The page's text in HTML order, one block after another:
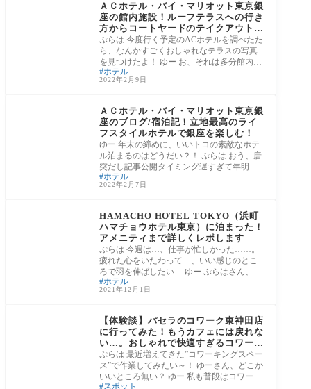
ＡＣホテル・バイ・マリオット東京銀
座の館内施設！ルーフテラスへの行き
方からコートヤードのテイクアウトま
で紹介
ぷらは 今度行く予定のACホテルを調べたた
ら、なんかすごくおしゃれなテラスの写真
を見つけたよ！ ゆー お、それは多分館内施
設の
ホテル
2022年2月9日
ＡＣホテル・バイ・マリオット東京銀
座のブログ/宿泊記！立地最高のライ
フスタイルホテルで銀座を楽しむ！
ゆー 年末の締めに、いいトコの素敵なホテ
ル泊まるのはどうだい？！ ぷらは おう、唐
突だし記事公開タイミング遅すぎて年明け
ちゃ
ホテル
2022年2月7日
HAMACHO HOTEL TOKYO（浜町
ハマチョウホテル東京）に泊まった！
アメニティまで詳しくレポします
ぷらは 今週は…、仕事が忙しかった……。
疲れた心をいたわって…、いい感じのとこ
ろで羽を伸ばしたい… ゆー ぷらはさん、お
疲ホテル
2021年12月1日
【体験談】パセラのコワーク東神田店
に行ってみた！もうカフェには戻れな
い…。おしゃれで快適すぎるコワーキ
ングスペースに注目！
ぷらは 最近増えてきた”コワーキングスペー
ス”で作業してみたい～！ ゆーさん、どこか
いいところ無い？ ゆー 私も普段はコワー
スポット